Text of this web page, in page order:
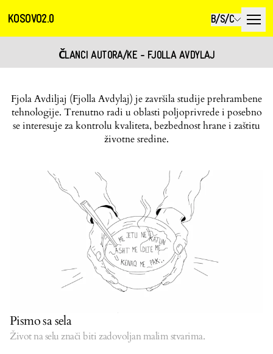
KOSOVO2.0 B/S/C
ČLANCI AUTORA/KE - FJOLLA AVDYLAJ
Fjola Avdiljaj (Fjolla Avdylaj) je završila studije prehrambene
tehnologije. Trenutno radi u oblasti poljoprivrede i posebno
se interesuje za kontrolu kvaliteta, bezbednost hrane i zaštitu
životne sredine.
Pismo sa sela
Život na selu znači biti zadovoljan malim stvarima.